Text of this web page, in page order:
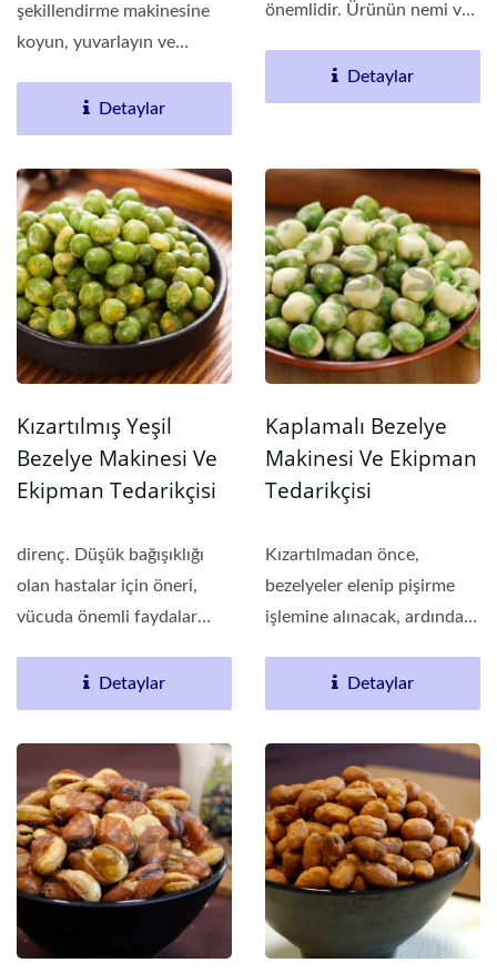
şekillendirme makinesine
koyun, yuvarlayın ve
Detaylar
önemlidir. Ürünün nemi ve
Detaylar
Kızartılmış Yeşil
Bezelye Makinesi Ve
Ekipman Tedarikçisi
direnç. Düşük bağışıklığı
olan hastalar için öneri,
vücuda önemli faydalar
Detaylar
Kaplamalı Bezelye
Makinesi Ve Ekipman
Tedarikçisi
Kızartılmadan önce,
bezelyeler elenip pişirme
işlemine alınacak, ardından
Detaylar